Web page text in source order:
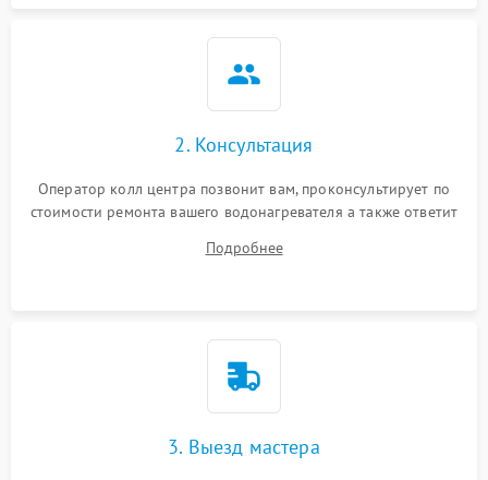
2. Консультация
Оператор колл центра позвонит вам, проконсультирует по
стоимости ремонта вашего водонагревателя а также ответит
Подробнее
3. Выезд мастера